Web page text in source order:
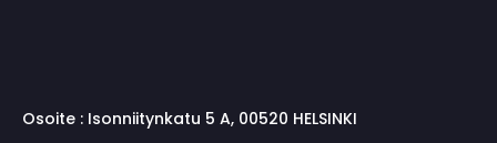
Osoite : Isonniitynkatu 5 A, 00520 HELSINKI